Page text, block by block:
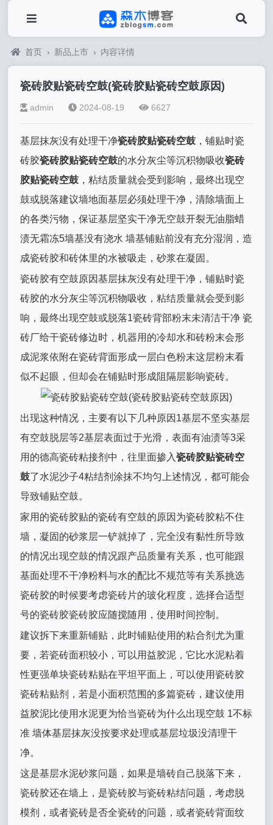
首页 › 新品上市 › 内容详情
瓷砖胶贴瓷砖空鼓(瓷砖胶贴瓷砖空鼓原因)
admin 2024-08-19 6627
基层抹灰没有处理干净瓷砖胶贴瓷砖空鼓 ，铺贴时瓷
砖胶瓷砖胶贴瓷砖空鼓的水分灰尘等沉积物吸收瓷砖
胶贴瓷砖空鼓 ，粘结质量就会受到影响，最终出现空
鼓或脱落建议墙地面基层必须处理干净，清除墙面上
的各类污物，保证基层坚实干净无空鼓开裂无油脂蜡
渍无霜冻5墙基没有浇水 墙基铺贴前没有充分湿润，造
成瓷砖胶和砖体里的水被吸走，砂浆在凝固。
瓷砖胶有空鼓原因基层抹灰没有处理干净，铺贴时瓷
砖胶的水分灰尘等沉积物吸收，粘结质量就会受到影
响，最终出现空鼓或脱落1瓷砖背部粉末未清洁干净 瓷
砖厂给干瓷砖修边时，机器用的冷却水和砖粉末会形
成泥浆依附在瓷砖背面形成一层白色粉末这层粉末看
似不起眼，但却会在铺贴时形成阻隔层影响瓷砖。
出现这种情况，主要有以下几种原因1基层不坚实基层
有空鼓脱层等2基层表面过于光滑，表面有油渍等3采
用的德高瓷砖粘接剂中，往里面掺入瓷砖胶贴瓷砖空
鼓了水泥沙子4粘结剂涂抹不均匀上述情况，都可能会
导致铺贴空鼓。
家用的瓷砖胶贴的瓷砖有空鼓的原因为瓷砖胶粘不住
墙，凝固的砂浆层一铲就掉了，完全没有黏性所导致
的情况出现空鼓的情况跟产品质量有关系，也可能跟
基面处理不干净粉料与水的配比不规范等有关系挑选
瓷砖胶的时候要考虑瓷砖片的玻化程度，选择合适型
号的瓷砖胶瓷砖胶应随搅随用，使用时间控制。
建议拆下来重新铺贴，此时铺贴使用的粘合剂尤为重
要，若瓷砖面积较小，可以用益胶泥，它比水泥粘着
性更强单块瓷砖粘贴在平坦平面上，可以使用瓷砖胶
瓷砖粘贴剂，若是小面积范围的多篇瓷砖，建议使用
益胶泥比使用水泥更为恰当瓷砖为什么出现空鼓 1不标
准 墙体基层抹灰没按要求处理或基层垃圾没清理干
净。
这是基层水泥砂浆问题，如果是墙砖自己脱落下来，
瓷砖胶还在墙上，是瓷砖胶与瓷砖粘结问题，考虑脱
模剂，或者瓷砖是否全瓷砖的问题，或者瓷砖背面纹